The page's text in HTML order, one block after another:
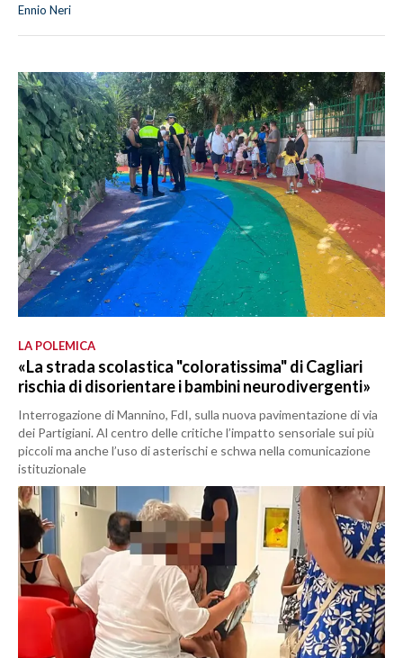
Ennio Neri
LA POLEMICA
«La strada scolastica "coloratissima" di Cagliari
rischia di disorientare i bambini neurodivergenti»
Interrogazione di Mannino, FdI, sulla nuova pavimentazione di via
dei Partigiani. Al centro delle critiche l’impatto sensoriale sui più
piccoli ma anche l’uso di asterischi e schwa nella comunicazione
istituzionale